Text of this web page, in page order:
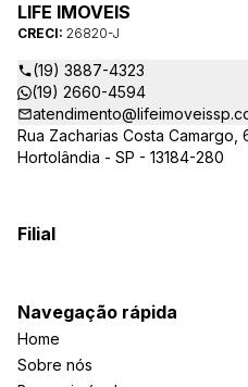
as suas dúvidas sobre casas,
comerciais e outros produtos
LIFE IMOVEIS
CRECI: 26820-J
(19) 3887-4323
(19) 2660-4594
Rua Zacharias Costa Camargo,
Hortolândia - SP - 13184-280
Filial
Navegação rápida
Home
Sobre nós